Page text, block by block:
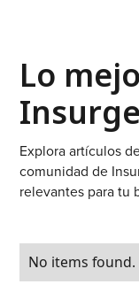
Lo
Explora artículos
comunidad de
relevantes para tu
No items found.